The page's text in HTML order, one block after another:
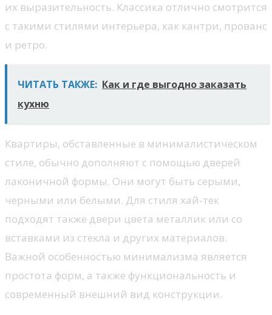
их выразительность. Классика отлично смотрится
с такими стилями интерьера, как кантри, прованс
и ретро.
ЧИТАТЬ ТАКЖЕ: Как и где выгодно заказать
кухню
Квартиры, обставленные в минималистическом
стиле, обычно дополняют с помощью дверей
лаконичной формы. Они могут быть серыми,
черными или белыми. Для стиля хай-тек
подходят также двери цвета металлик или со
вставками из стекла и других материалов.
Важной особенностью минимализма является
простота форм, а также функциональность и
современный внешний вид конструкции.